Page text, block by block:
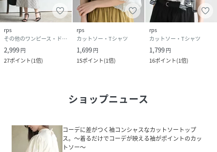
rps
その他のワンピース・ドレス
2,999円
27ポイント(1倍)
rps
カットソー・Tシャツ
1,699円
15ポイント(1倍)
rps
カットソー・Tシャツ
1,799円
16ポイント(1倍)
ショップニュース
コーデに差がつく袖コンシャスなカットソートップ
ス。～着るだけでコーデが映える袖がポイントのカッ
トソー～